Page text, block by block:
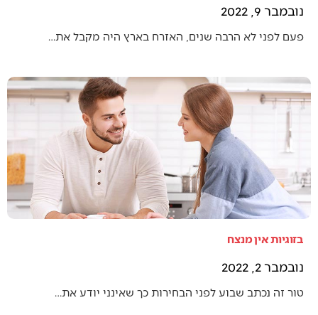
נובמבר 9, 2022
פעם לפני לא הרבה שנים, האזרח בארץ היה מקבל את…
בזוגיות אין מנצח
נובמבר 2, 2022
טור זה נכתב שבוע לפני הבחירות כך שאינני יודע את…